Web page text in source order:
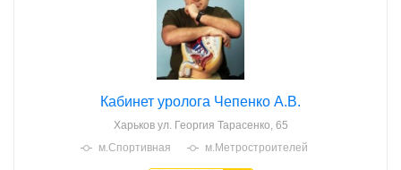
Кабинет уролога Чепенко А.В.
Харьков ул. Георгия Тарасенко, 65
м.Спортивная
м.Метростроителей